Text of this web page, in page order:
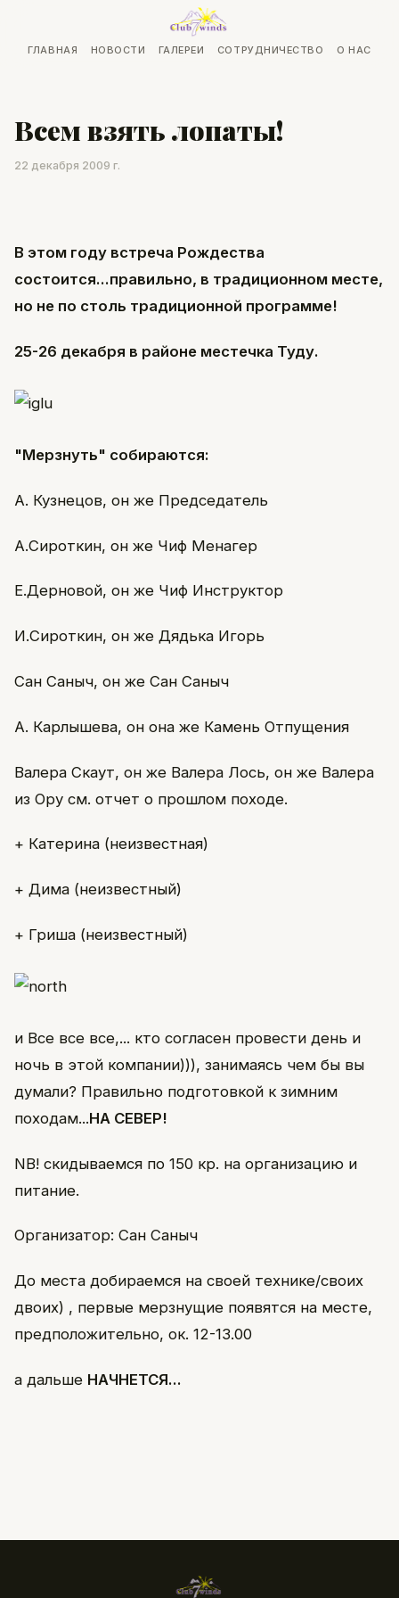
ГЛАВНАЯ НОВОСТИ ГАЛЕРЕИ СОТРУДНИЧЕСТВО О НАС
Всем взять лопаты!
22 декабря 2009 г.
В этом году встреча Рождества
состоится...правильно, в традиционном месте,
но не по столь традиционной программе!
25-26 декабря в районе местечка Туду.
"Мерзнуть" собираются:
А. Кузнецов, он же Председатель
А.Сироткин, он же Чиф Менагер
Е.Дерновой, он же Чиф Инструктор
И.Сироткин, он же Дядька Игорь
Сан Саныч, он же Сан Саныч
А. Карлышева, он она же Камень Отпущения
Валера Скаут, он же Валера Лось, он же Валера
из Ору см. отчет о прошлом походе.
+ Катерина (неизвестная)
+ Дима (неизвестный)
+ Гриша (неизвестный)
и Все все все,... кто согласен провести день и
ночь в этой компании))), занимаясь чем бы вы
думали? Правильно подготовкой к зимним
походам...НА СЕВЕР!
NB! скидываемся по 150 кр. на организацию и
питание.
Организатор: Сан Саныч
До места добираемся на своей технике/своих
двоих) , первые мерзнущие появятся на месте,
предположительно, ок. 12-13.00
а дальше НАЧНЕТСЯ...